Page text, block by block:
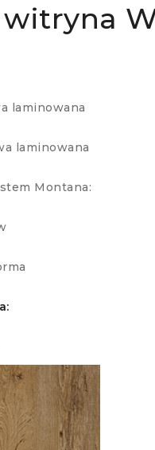
laminowana
laminowana
Montana: